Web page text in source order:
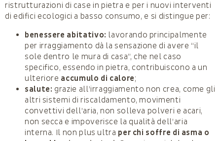
ristrutturazioni di case in pietra e per i nuovi interventi
di edifici ecologici a basso consumo, e si distingue per:
benessere abitativo: lavorando principalmente
per irraggiamento dà la sensazione di avere “il
sole dentro le mura di casa”, che nel caso
specifico, essendo in pietra, contribuiscono a un
ulteriore accumulo di calore;
salute: grazie all’irraggiamento non crea, come gli
altri sistemi di riscaldamento, movimenti
convettivi dell’aria, non solleva polveri e acari,
non secca e impoverisce la qualità dell’aria
interna. Il non plus ultra per chi soffre di asma o